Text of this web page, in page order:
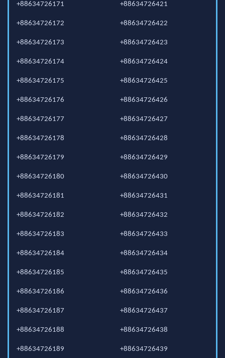
+88634726171
+88634726172
+88634726173
+88634726174
+88634726175
+88634726176
+88634726177
+88634726178
+88634726179
+88634726180
+88634726181
+88634726182
+88634726183
+88634726184
+88634726185
+88634726186
+88634726187
+88634726188
+88634726189
+88634726421
+88634726422
+88634726423
+88634726424
+88634726425
+88634726426
+88634726427
+88634726428
+88634726429
+88634726430
+88634726431
+88634726432
+88634726433
+88634726434
+88634726435
+88634726436
+88634726437
+88634726438
+88634726439